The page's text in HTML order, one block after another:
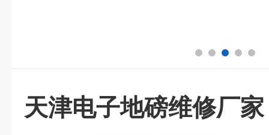
天津电子地磅维修厂家